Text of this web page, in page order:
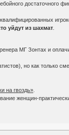
достаточного
уйдут из шахмат
МГ Зонтах и
но как только
на гвоздь»
женщин-